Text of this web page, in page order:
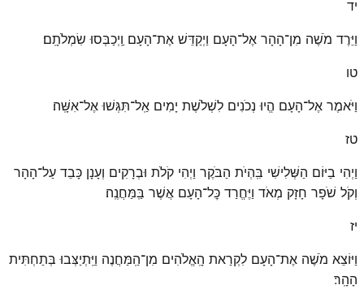
יד
וַיֵּרֶד מֹשֶׁה מִן־הָהָר אֶל־הָעָם וַיְקַדֵּשׁ אֶת־הָעָם וַֽיְכַבְּסוּ שִׂמְלֹתָֽם׃
טו
וַיֹּאמֶר אֶל־הָעָם הֱיוּ נְכֹנִים לִשְׁלֹשֶׁת יָמִים אַֽל־תִּגְּשׁוּ אֶל־אִשָּֽׁה׃
טז
וַיְהִי בַיּוֹם הַשְּׁלִישִׁי בִּֽהְיֹת הַבֹּקֶר וַיְהִי קֹלֹת וּבְרָקִים וְעָנָן כָּבֵד עַל־הָהָר
וְקֹל שֹׁפָר חָזָק מְאֹד וַיֶּחֱרַד כׇּל־הָעָם אֲשֶׁר בַּֽמַּחֲנֶֽה׃
יז
וַיּוֹצֵא מֹשֶׁה אֶת־הָעָם לִקְרַאת הָֽאֱלֹהִים מִן־הַֽמַּחֲנֶה וַיִּֽתְיַצְּבוּ בְּתַחְתִּית
הָהָֽר׃